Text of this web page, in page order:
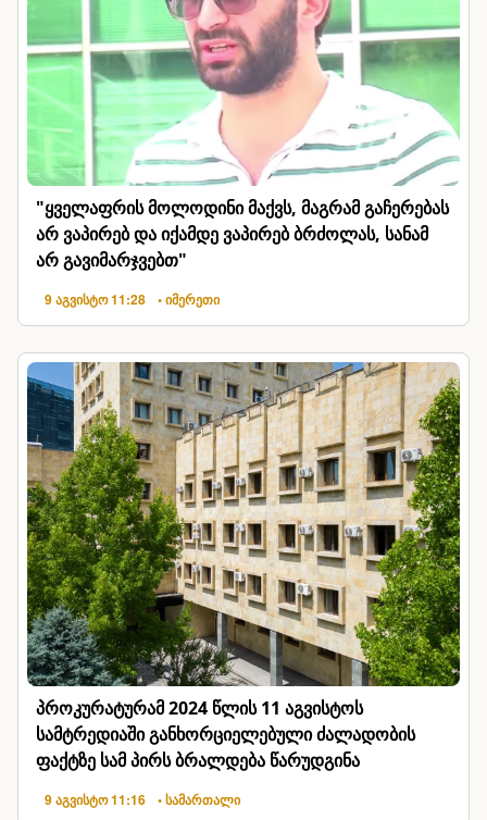
"ყველაფრის მოლოდინი მაქვს, მაგრამ გაჩერებას
არ ვაპირებ და იქამდე ვაპირებ ბრძოლას, სანამ
არ გავიმარჯვებთ"
9 აგვისტო 11:28 • იმერეთი
პროკურატურამ 2024 წლის 11 აგვისტოს
სამტრედიაში განხორციელებული ძალადობის
ფაქტზე სამ პირს ბრალდება წარუდგინა
9 აგვისტო 11:16 • სამართალი